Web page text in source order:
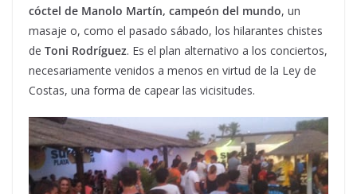
cóctel de Manolo Martín, campeón del mundo, un
masaje o, como el pasado sábado, los hilarantes chistes
de Toni Rodríguez. Es el plan alternativo a los conciertos,
necesariamente venidos a menos en virtud de la Ley de
Costas, una forma de capear las vicisitudes.